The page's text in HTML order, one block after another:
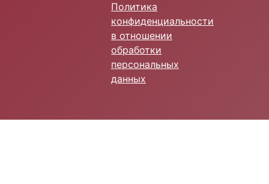
Политика
конфиденциальности
в отношении
обработки
персональных
данных